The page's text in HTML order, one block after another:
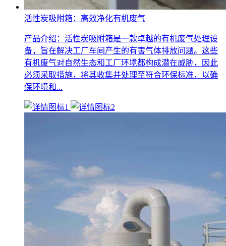
活性炭吸附箱：高效净化有机废气
产品介绍：活性炭吸附箱是一款卓越的有机废气处理设
备，旨在解决工厂车间产生的有害气体排放问题。这些
有机废气对自然生态和工厂环境都构成潜在威胁，因此
必须采取措施，将其收集并处理至符合环保标准，以确
保环境和...